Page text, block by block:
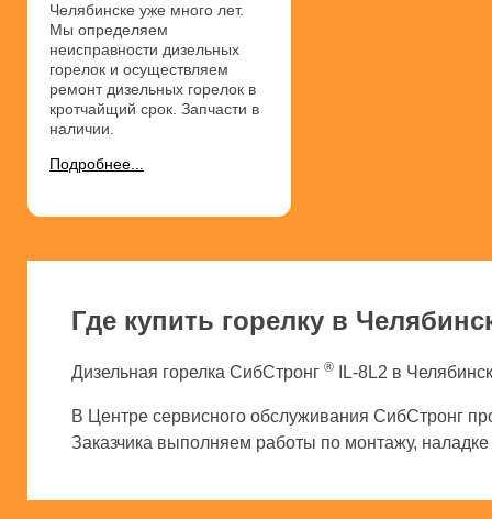
Челябинске уже много лет.
Мы определяем
неисправности дизельных
горелок и осуществляем
ремонт дизельных горелок в
кротчайщий срок. Запчасти в
наличии.
Подробнее...
Где купить горелку в
Дизельная горелка СибСтронг ® IL-8L2 в
В Центре сервисного обслуживания СибСтронг
Заказчика выполняем работы по монтажу, наладке